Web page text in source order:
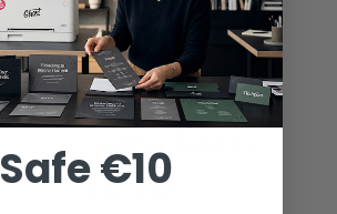
Consumibles de tóner
Big Ghost Neon
Yellow Toner /
CE742A
Safe €10